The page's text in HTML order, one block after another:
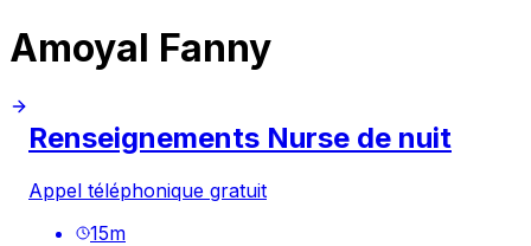
Amoyal Fanny
Renseignements Nurse de nuit
Appel téléphonique gratuit
15m